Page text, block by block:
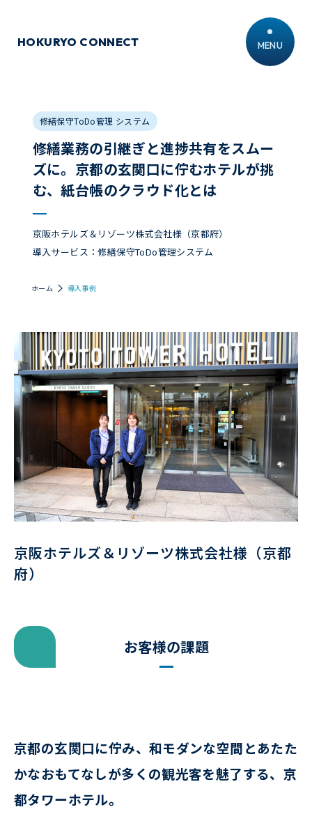
HOKURYO CONNECT MENU
ホーム 導入事例
修繕保守ToDo管理 システム
修繕業務の引継ぎと進捗共有をスムー
ズに。京都の玄関口に佇むホテルが挑
む、紙台帳のクラウド化とは
京阪ホテルズ＆リゾーツ株式会社様（京都府）
導入サービス：修繕保守ToDo管理システム
京阪ホテルズ＆リゾーツ株式会社様（京都
府）
お客様の課題
京都の玄関口に佇み、和モダンな空間とあたた
かなおもてなしが多くの観光客を魅了する、京
都タワーホテル。